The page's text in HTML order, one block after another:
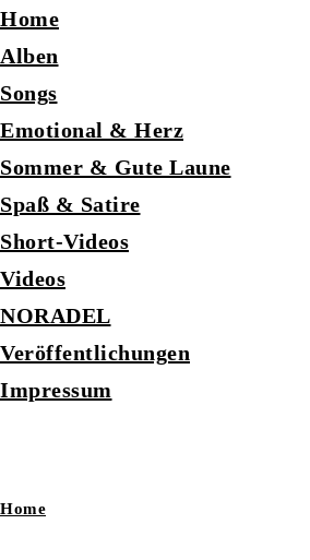
Home
Alben
Songs
Emotional & Herz
Sommer & Gute Laune
Spaß & Satire
Short-Videos
Videos
NORADEL
Veröffentlichungen
Impressum
Home